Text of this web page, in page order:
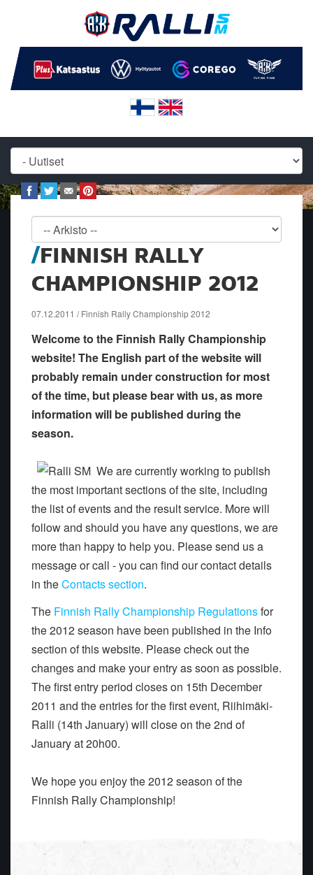
FINNISH RALLY
CHAMPIONSHIP 2012
07.12.2011 / Finnish Rally Championship 2012
Welcome to the Finnish Rally Championship
website! The English part of the website will
probably remain under construction for most
of the time, but please bear with us, as more
information will be published during the
season.
We are currently working to publish
the most important sections of the site, including
the list of events and the result service. More will
follow and should you have any questions, we are
more than happy to help you. Please send us a
message or call - you can find our contact details
in theContacts section.
The Finnish Rally Championship Regulationsfor
the 2012 season have been published in the Info
section of this website. Please check out the
changes and make your entry as soon as possible.
The first entry period closes on 15th December
2011 and the entries for the first event, Riihimäki-
Ralli (14th January) will close on the 2nd of
January at 20h00.
We hope you enjoy the 2012 season of the
Finnish Rally Championship!